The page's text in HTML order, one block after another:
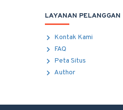
LAYANAN PELANGGAN
Kontak Kami
FAQ
Peta Situs
Author